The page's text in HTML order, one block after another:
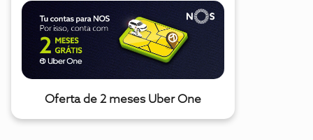
Oferta de 2 meses Uber One